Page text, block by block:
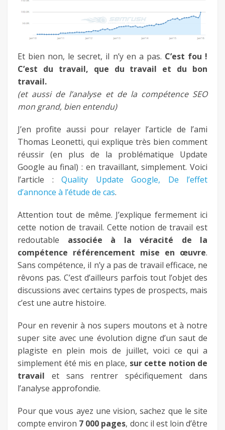
Et bien non, le secret, il n’y en a pas. C’est fou !
C’est du travail, que du travail et du bon
travail.
(et aussi de l’analyse et de la compétence SEO
mon grand, bien entendu)
J’en profite aussi pour relayer l’article de l’ami
Thomas Leonetti, qui explique très bien comment
réussir (en plus de la problématique Update
Google au final) : en travaillant, simplement. Voici
l’article : Quality Update Google, De l’effet
d’annonce à l’étude de cas.
Attention tout de même. J’explique fermement ici
cette notion de travail. Cette notion de travail est
redoutable associée à la véracité de la
compétence référencement mise en œuvre.
Sans compétence, il n’y a pas de travail efficace, ne
rêvons pas. C’est d’ailleurs parfois tout l’objet des
discussions avec certains types de prospects, mais
c’est une autre histoire.
Pour en revenir à nos supers moutons et à notre
super site avec une évolution digne d’un saut de
plagiste en plein mois de juillet, voici ce qui a
simplement été mis en place, sur cette notion de
travail et sans rentrer spécifiquement dans
l’analyse approfondie.
Pour que vous ayez une vision, sachez que le site
compte environ 7 000 pages, donc il est loin d’être